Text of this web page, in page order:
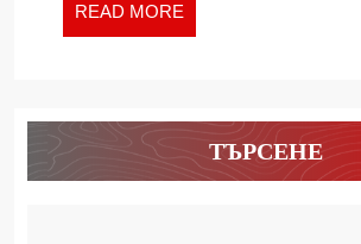
READ MORE
MORE
ТЪРСЕНЕ